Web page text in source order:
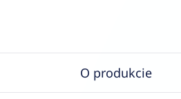
O produkcie